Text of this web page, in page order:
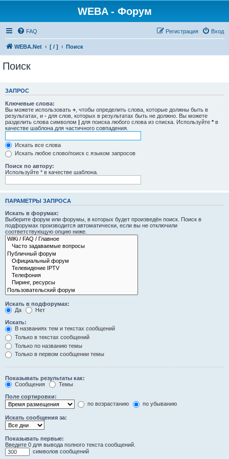
WEBA - Форум
FAQ Вход
Регистрация
WEBA.Net [ / ] Поиск
Поиск
ЗАПРОС
Ключевые слова:
Вы можете использовать + , чтобы определить слова, которые должны быть в
результатах, и - для слов, которых в результатах быть не должно. Вы можете
разделить слова символом | для поиска любого слова из списка. Используйте * в
качестве шаблона для частичного совпадения.
Искать все слова
Искать любое слово/поиск с языком запросов
Поиск по автору:
Используйте * в качестве шаблона.
ПАРАМЕТРЫ ЗАПРОСА
Искать в форумах:
Выберите форум или форумы, в которых будет произведён поиск. Поиск в
подфорумах производится автоматически, если вы не отключили
соответствующую опцию ниже.
Искать в подфорумах:
Да
Нет
Искать:
В названиях тем и текстах сообщений
Только в текстах сообщений
Только по названию темы
Только в первом сообщении темы
Показывать результаты как:
Сообщения
Темы
Поле сортировки:
по возрастанию
по убыванию
Искать сообщения за:
Показывать первые:
Введите 0 для вывода полного текста сообщений.
символов сообщений